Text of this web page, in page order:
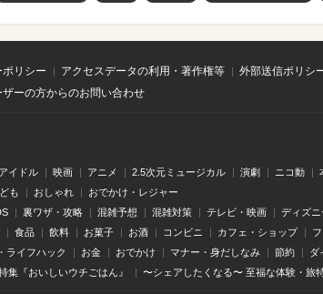
リシー アクセスデータの利用・著作権等 外部送信ポリシ
ーの方からのお問い合わせ
アイドル 映画 アニメ 2.5次元ミュージカル 演劇 ニコ動
も おしゃれ おでかけ・レジャー
裏ワザ・攻略 混雑予想 混雑対策 テレビ・映画 ディズ
食品 飲料 お菓子 お酒 コンビニ カフェ・ショップ
ライフハック お金 おでかけ マナー・身だしなみ 節約 ダ
集『おいしいウチごはん』 〜シェアしたくなる〜 至福な体験・旅